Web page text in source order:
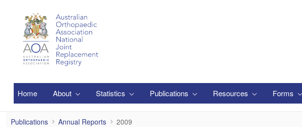
Home About Statistics Publications Resources Forms
2009
Publications Annual Reports 2009